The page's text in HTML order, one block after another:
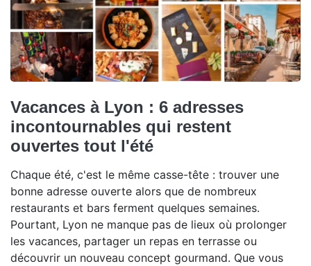
Vacances à Lyon : 6 adresses
incontournables qui restent
ouvertes tout l'été
Chaque été, c'est le même casse-tête : trouver une
bonne adresse ouverte alors que de nombreux
restaurants et bars ferment quelques semaines.
Pourtant, Lyon ne manque pas de lieux où prolonger
les vacances, partager un repas en terrasse ou
découvrir un nouveau concept gourmand. Que vous